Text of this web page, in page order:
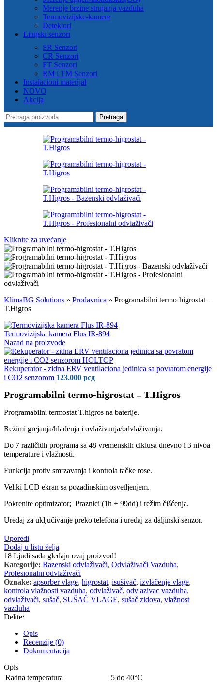
Merenje brzine strujanja vazduha
Termovizijske-kamere
Detektori
Linijski senzori
SR Senzori
CR Senzori
FT Senzori
RM i TM Senzori
Instalacioni materijal
NOVO
Akcija
Pretraga
Kliknite za uvećanje
KlimaBG Solutions » Prodavnica » Programabilni termo-higrostat –
T.Higros
Termovizijska kamera Flus IR-894
Nazad na proizvode
Rekuperator - zidna ERV ventilaciona jedinica sa povratom energije
i CO2 senzorom 123.000 рсд
Programabilni termo-higrostat – T.Higros
Programabilni termostat T.higros na baterije.
Režimi grejanja/hlađenja i ovlaživanja/odvlaživanja.
Do 7 različitih programa sa 48 vremenskih ciklusa dnevno i 3 nivoa
temperature i vlažnosti.
Funkcija protiv smrzavanja i kontrola tačke rose.
Veliki LCD ekran sa pozadinskim osvetljenjem.
Pokrenite optimizator; Praznici (1h ÷ 99dd) i režim čišćenja.
Uređaj za uključivanje preko telefona i uređaj za daljinski senzor.
Uporedi
Dodaj u listu želja
18 Ljudi sada gledaju ovaj proizvod!
Kategorije: Bazenski odvlaživači, Odvlaživači Vazduha,
Profesionalni odvlaživači
Oznake: apsorber vlage, higrostat, isušivač, izvlačenje vlage,
kontrola vlažnosti vazduha, odvlaživač, odvlazivac vazduha,
odvlaživači, sušač, SUŠAČ VLAGE, sušač zidova, vlažnost
vazduha
Delite:
Opis
Recenzije (0)
Dokumentacija
Opis
Radna temperatura
5 do 40°C